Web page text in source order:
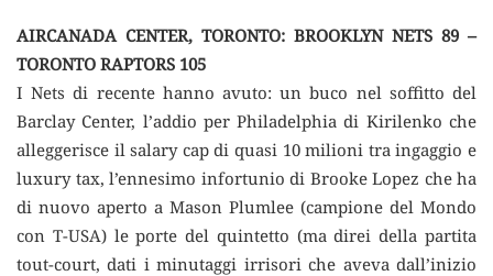
AIRCANADA CENTER, TORONTO: BROOKLYN NETS 89 –
TORONTO RAPTORS 105
I Nets di recente hanno avuto: un buco nel soffitto del
Barclay Center, l’addio per Philadelphia di Kirilenko che
alleggerisce il salary cap di quasi 10 milioni tra ingaggio e
luxury tax, l’ennesimo infortunio di Brooke Lopez che ha
di nuovo aperto a Mason Plumlee (campione del Mondo
con T-USA) le porte del quintetto (ma direi della partita
tout-court, dati i minutaggi irrisori che aveva dall’inizio